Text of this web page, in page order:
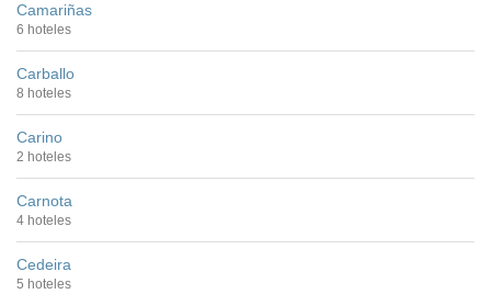
Camariñas
6 hoteles
Carballo
8 hoteles
Carino
2 hoteles
Carnota
4 hoteles
Cedeira
5 hoteles